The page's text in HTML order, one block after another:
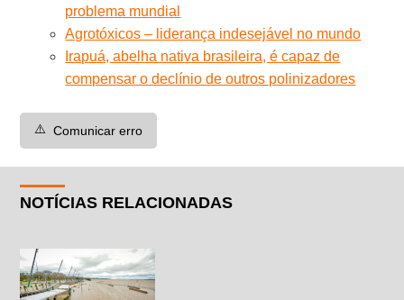
problema mundial
Agrotóxicos – liderança indesejável no mundo
Irapuá, abelha nativa brasileira, é capaz de
compensar o declínio de outros polinizadores
⚠️ Comunicar erro
NOTÍCIAS RELACIONADAS